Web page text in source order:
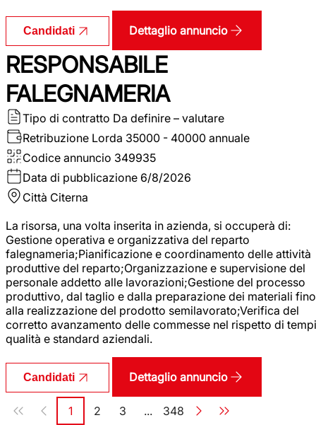
Candidati Dettaglio annuncio
RESPONSABILE
FALEGNAMERIA
Tipo di contratto Da definire – valutare
Retribuzione Lorda 35000 - 40000 annuale
Codice annuncio 349935
Data di pubblicazione 6/8/2026
Città Citerna
La risorsa, una volta inserita in azienda, si occuperà di:
Gestione operativa e organizzativa del reparto
falegnameria;Pianificazione e coordinamento delle attività
produttive del reparto;Organizzazione e supervisione del
personale addetto alle lavorazioni;Gestione del processo
produttivo, dal taglio e dalla preparazione dei materiali fino
alla realizzazione del prodotto semilavorato;Verifica del
corretto avanzamento delle commesse nel rispetto di
qualità e standard aziendali.
Candidati Dettaglio annuncio
Paginazione
Pagina
1 Pagina
2 Pagina
3 ... Pagina
348